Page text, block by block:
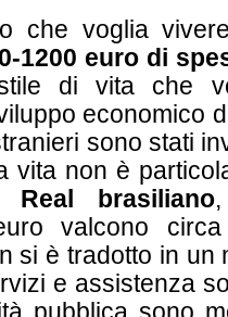
che voglia
1200 euro di
di vita che
economico
sono stati
vita non è
Real brasiliano
valcono
si è tradotto in un
e assistenza
pubblica sono